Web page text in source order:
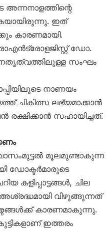
അന്നനാളത്തിന്റെ
ഇത്
കാരണമായി.
ഡോ.
സംഘം
നാണയം
ലഭ്യമാക്കാൻ
രക്ഷിക്കാൻ സഹായിച്ചത്.
മൂലമുണ്ടാകുന്ന
ഡോക്ടർമാരുടെ
കളിപ്പാട്ടങ്ങൾ, ചില
വിഴുങ്ങുന്നത്
കാരണമാകുന്നു.
ഇത്തരം